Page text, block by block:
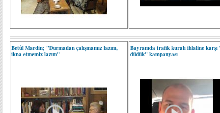
Betûl Mardin; "Durmadan çalışmamız lazım,
ikna etmemiz lazım"
Bayramda trafik kuralı ihlaline karşı
düdük" kampanyası